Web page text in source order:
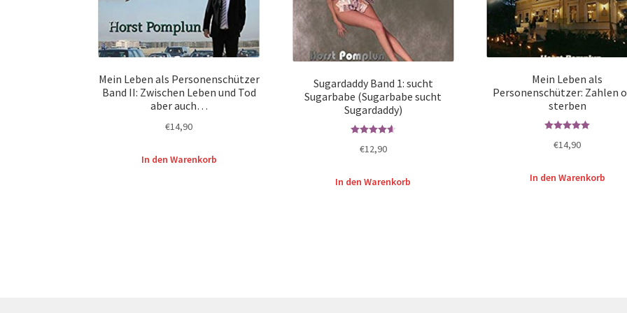
Mein Leben als Personenschützer
Band II: Zwischen Leben und Tod
aber auch…
€14,90
In den Warenkorb
Sugardaddy Band 1: sucht
Sugarbabe (Sugarbabe sucht
Sugardaddy)
von 5
€12,90
In den Warenkorb
Mein Leben als
Personenschützer: Zahlen
sterben
von 5
€14,90
In den Warenkorb